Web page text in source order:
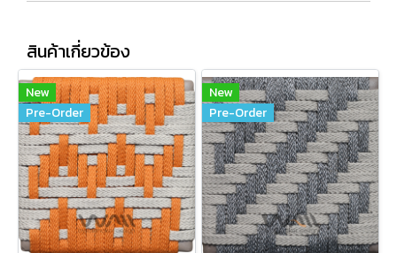
สินค้าเกี่ยวข้อง
New
Pre-Order
New
Pre-Order